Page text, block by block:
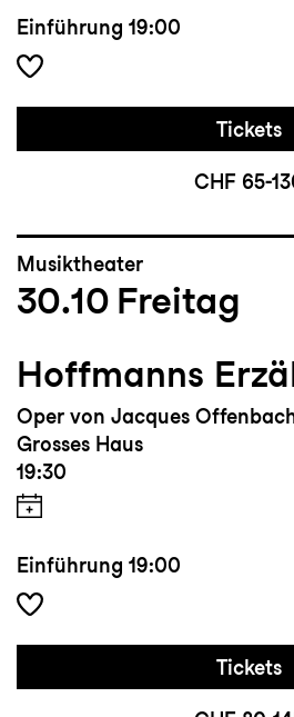
Einführung 19:00
Tickets
CHF 65-
Musiktheater
30.10 Freitag
Hoffmanns
Oper von Jacques
Grosses Haus
19:30
Einführung 19:00
Tickets